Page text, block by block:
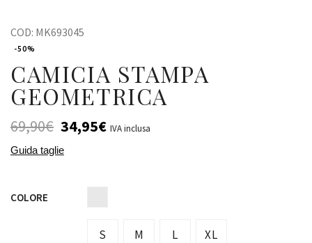
COD: MK693045
-50%
CAMICIA STAMPA
GEOMETRICA
69,90€ 34,95€ IVA inclusa
Guida taglie
COLORE
S M L XL